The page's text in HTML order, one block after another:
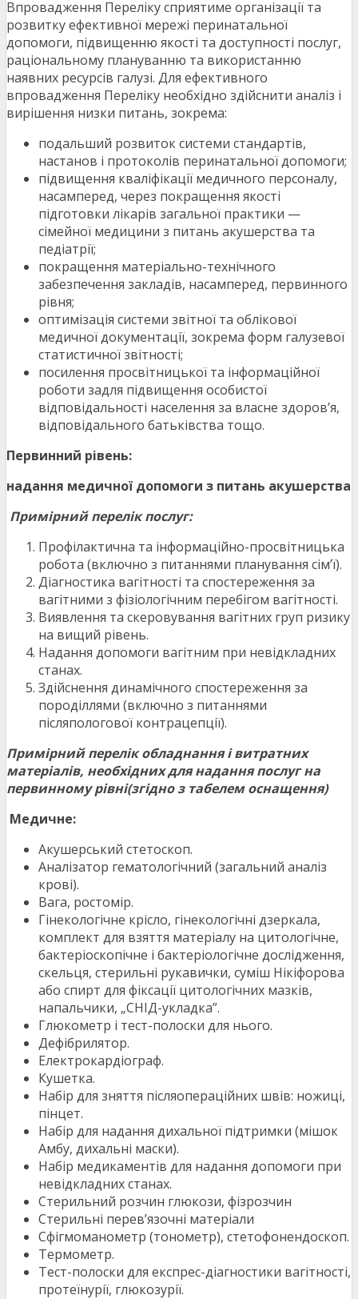
Впровадження Переліку сприятиме організації та
розвитку ефективної мережі перинатальної
допомоги, підвищенню якості та доступності послуг,
раціональному плануванню та використанню
наявних ресурсів галузі. Для ефективного
впровадження Переліку необхідно здійснити аналіз і
вирішення низки питань, зокрема:
подальший розвиток системи стандартів,
настанов і протоколів перинатальної допомоги;
підвищення кваліфікації медичного персоналу,
насамперед, через покращення якості
підготовки лікарів загальної практики —
сімейної медицини з питань акушерства та
педіатрії;
покращення матеріально-технічного
забезпечення закладів, насамперед, первинного
рівня;
оптимізація системи звітної та облікової
медичної документації, зокрема форм галузевої
статистичної звітності;
посилення просвітницької та інформаційної
роботи задля підвищення особистої
відповідальності населення за власне здоров’я,
відповідального батьківства тощо.
Первинний рівень:
надання медичної допомоги з питань акушерства
Примірний перелік послуг:
Профілактична та інформаційно-просвітницька
робота (включно з питаннями планування сім’ї).
Діагностика вагітності та спостереження за
вагітними з фізіологічним перебігом вагітності.
Виявлення та скеровування вагітних груп ризику
на вищий рівень.
Надання допомоги вагітним при невідкладних
станах.
Здійснення динамічного спостереження за
породіллями (включно з питаннями
післяпологової контрацепції).
Примірний перелік обладнання і витратних
матеріалів, необхідних для надання послуг на
первинному рівні(згідно з табелем оснащення)
Медичне:
Акушерський стетоскоп.
Аналізатор гематологічний (загальний аналіз
крові).
Вага, ростомір.
Гінекологічне крісло, гінекологічні дзеркала,
комплект для взяття матеріалу на цитологічне,
бактеріоскопічне і бактеріологічне дослідження,
скельця, стерильні рукавички, суміш Нікіфорова
або спирт для фіксації цитологічних мазків,
напальчики, „СНІД-укладка”.
Глюкометр і тест-полоски для нього.
Дефібрилятор.
Електрокардіограф.
Кушетка.
Набір для зняття післяопераційних швів: ножиці,
пінцет.
Набір для надання дихальної підтримки (мішок
Амбу, дихальні маски).
Набір медикаментів для надання допомоги при
невідкладних станах.
Стерильний розчин глюкози, фізрозчин
Стерильні перев’язочні матеріали
Сфігмоманометр (тонометр), стетофонендоскоп.
Термометр.
Тест-полоски для експрес-діагностики вагітності,
протеїнурії, глюкозурії.